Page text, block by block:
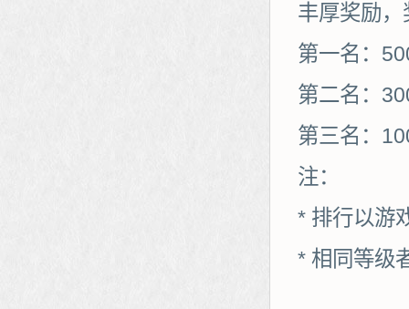
丰厚奖励
第一名：
第二名：
第三名：
注：
* 排行以游
* 相同等级